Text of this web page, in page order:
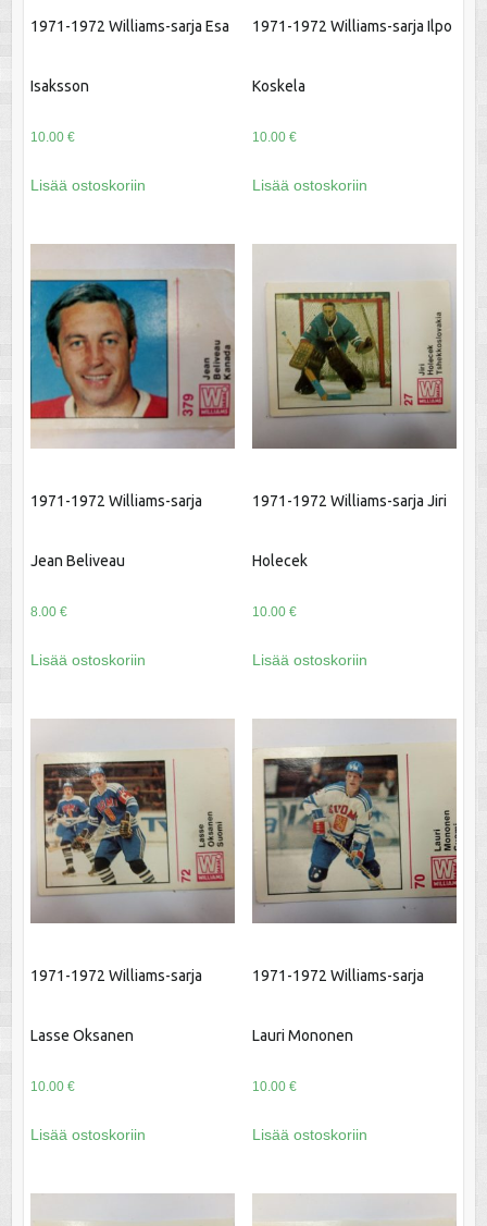
1971-1972 Williams-sarja Esa
Isaksson
10.00 €
Lisää ostoskoriin
1971-1972 Williams-sarja Ilpo
Koskela
10.00 €
Lisää ostoskoriin
1971-1972 Williams-sarja
Jean Beliveau
8.00 €
Lisää ostoskoriin
1971-1972 Williams-sarja Jiri
Holecek
10.00 €
Lisää ostoskoriin
1971-1972 Williams-sarja
Lasse Oksanen
10.00 €
Lisää ostoskoriin
1971-1972 Williams-sarja
Lauri Mononen
10.00 €
Lisää ostoskoriin